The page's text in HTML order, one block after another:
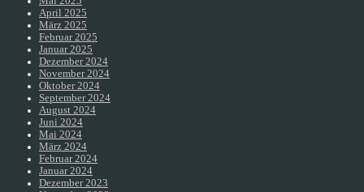
April 2025
März 2025
Februar 2025
Januar 2025
Dezember 2024
November 2024
Oktober 2024
September 2024
August 2024
Juni 2024
Mai 2024
März 2024
Februar 2024
Januar 2024
Dezember 2023